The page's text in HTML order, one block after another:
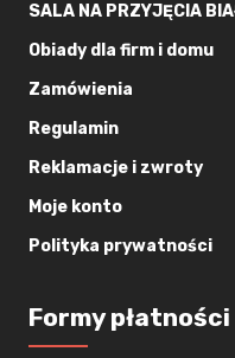
SALA NA PRZYJĘCIA
Obiady dla firm i domu
Zamówienia
Regulamin
Reklamacje i zwroty
Moje konto
Polityka prywatności
Formy płatności